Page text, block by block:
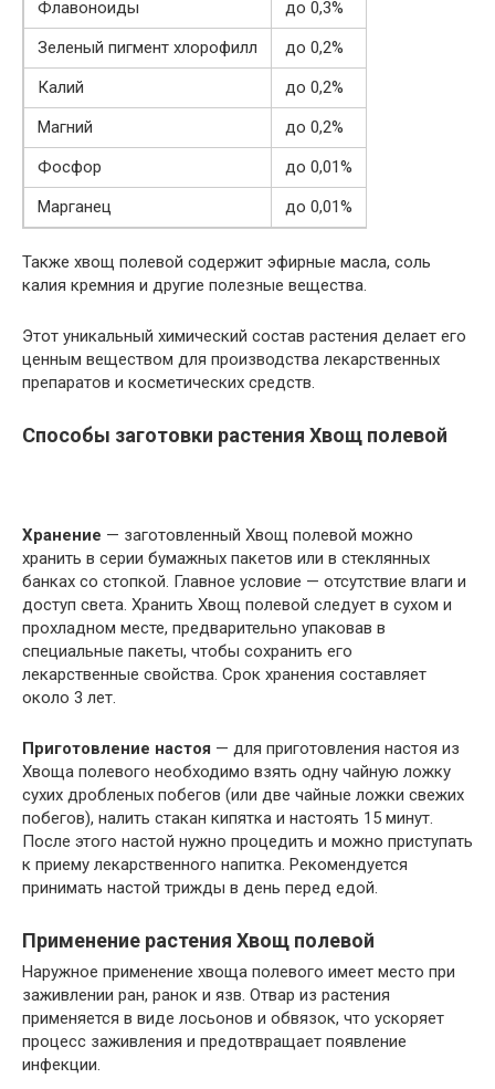
Флавоноиды
до 0,3%
Зеленый пигмент хлорофилл
до 0,2%
Калий
до 0,2%
Магний
до 0,2%
Фосфор
до 0,01%
Марганец
до 0,01%
Также хвощ полевой содержит эфирные масла, соль
калия кремния и другие полезные вещества.
Этот уникальный химический состав растения делает его
ценным веществом для производства лекарственных
препаратов и косметических средств.
Способы заготовки растения Хвощ полевой
Хранение — заготовленный Хвощ полевой можно
хранить в серии бумажных пакетов или в стеклянных
банках со стопкой. Главное условие — отсутствие влаги и
доступ света. Хранить Хвощ полевой следует в сухом и
прохладном месте, предварительно упаковав в
специальные пакеты, чтобы сохранить его
лекарственные свойства. Срок хранения составляет
около 3 лет.
Приготовление настоя — для приготовления настоя из
Хвоща полевого необходимо взять одну чайную ложку
сухих дробленых побегов (или две чайные ложки свежих
побегов), налить стакан кипятка и настоять 15 минут.
После этого настой нужно процедить и можно приступать
к приему лекарственного напитка. Рекомендуется
принимать настой трижды в день перед едой.
Применение растения Хвощ полевой
Наружное применение хвоща полевого имеет место при
заживлении ран, ранок и язв. Отвар из растения
применяется в виде лосьонов и обвязок, что ускоряет
процесс заживления и предотвращает появление
инфекции.